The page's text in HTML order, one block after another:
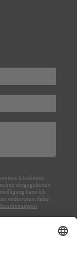
Ich stimme
eingegebenen
kann ich
widerrufen, dabei